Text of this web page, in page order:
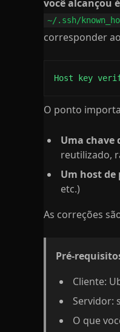
você alcançou
~/.ssh/
corresponder
Host key
O ponto
Uma chave
reutilizado,
Um host
etc.)
As correções
Pré-
Cliente:
Servidor:
O que